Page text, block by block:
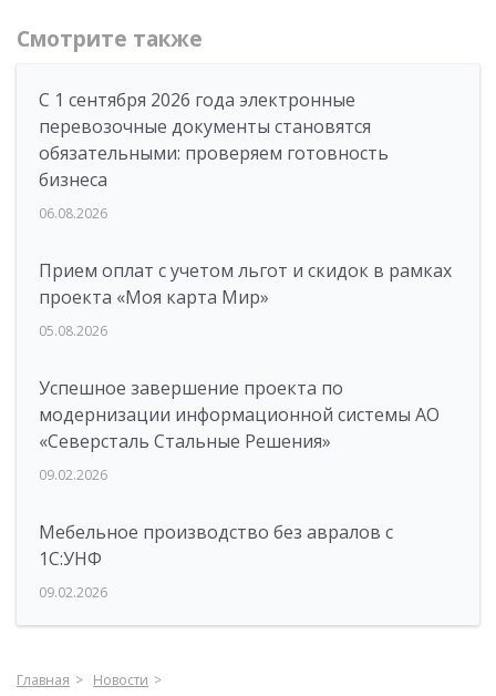
Смотрите также
С 1 сентября 2026 года электронные
перевозочные документы становятся
обязательными: проверяем готовность
бизнеса
06.08.2026
Прием оплат с учетом льгот и скидок в рамках
проекта «Моя карта Мир»
05.08.2026
Успешное завершение проекта по
модернизации информационной системы АО
«Северсталь Стальные Решения»
09.02.2026
Мебельное производство без авралов с
1С:УНФ
09.02.2026
Главная
Новости